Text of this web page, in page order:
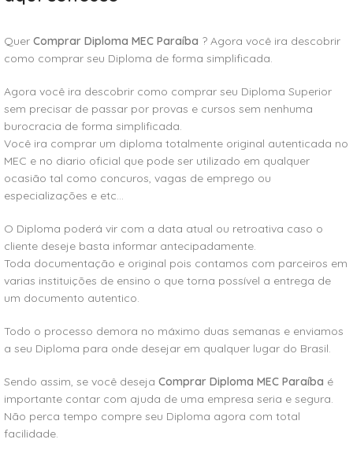
Quer Comprar Diploma MEC Paraíba ? Agora você ira descobrir
como comprar seu Diploma de forma simplificada.
Agora você ira descobrir como comprar seu Diploma Superior
sem precisar de passar por provas e cursos sem nenhuma
burocracia de forma simplificada.
Você ira comprar um diploma totalmente original autenticada no
MEC e no diario oficial que pode ser utilizado em qualquer
ocasião tal como concuros, vagas de emprego ou
especializações e etc…
O Diploma poderá vir com a data atual ou retroativa caso o
cliente deseje basta informar antecipadamente.
Toda documentação e original pois contamos com parceiros em
varias instituições de ensino o que torna possível a entrega de
um documento autentico.
Todo o processo demora no máximo duas semanas e enviamos
a seu Diploma para onde desejar em qualquer lugar do Brasil.
Sendo assim, se você deseja Comprar Diploma MEC Paraíba é
importante contar com ajuda de uma empresa seria e segura.
Não perca tempo compre seu Diploma agora com total
facilidade.